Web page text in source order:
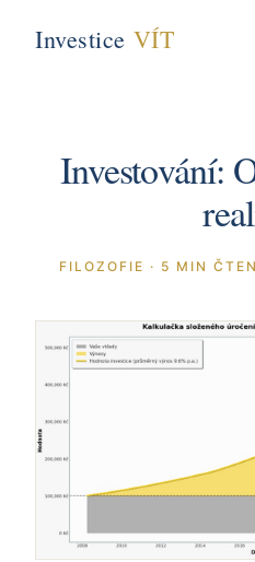
Investice VÍT
Investování:
FILOZOFIE · 5 MIN